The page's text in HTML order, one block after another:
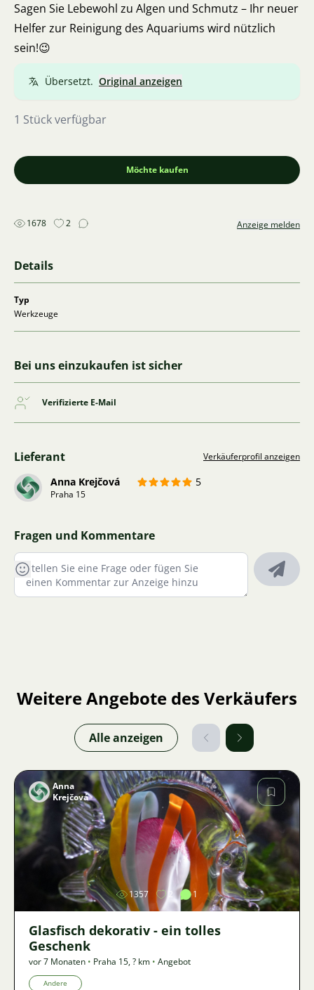
Sagen Sie Lebewohl zu Algen und Schmutz – Ihr neuer
Helfer zur Reinigung des Aquariums wird nützlich
sein!😉
Übersetzt. Original anzeigen
1 Stück verfügbar
Möchte kaufen
1678 2 Anzeige melden
Details
Typ
Werkzeuge
Bei uns einzukaufen ist sicher
Verifizierte E-Mail
Lieferant Verkäuferprofil anzeigen
Anna Krejčová 5
Praha 15
Fragen und Kommentare
Weitere Angebote des Verkäufers
Alle anzeigen
Bild
Anna
Krejčová
1357 2 1
Glasfisch dekorativ - ein tolles
Geschenk
vor 7 Monaten • Praha 15,? km • Angebot
Andere